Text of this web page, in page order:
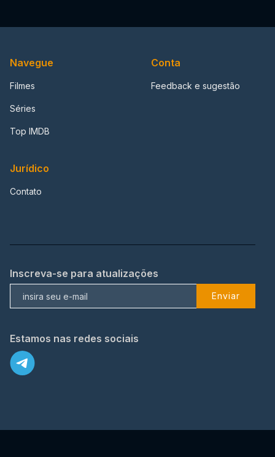
Navegue
Filmes
Séries
Top IMDB
Conta
Feedback e sugestão
Jurídico
Contato
Inscreva-se para atualizações
Enviar
Estamos nas redes sociais